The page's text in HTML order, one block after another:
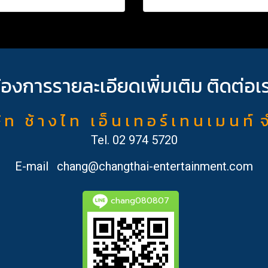
งการรายละเอียดเพิ่มเติม ติดต่อเ
ท ช้ า ง ไ ท เ อ็ น เ ท อ ร์ เ ท น เ ม น ท์
Tel. 02 974 5720
E-mail
chang@changthai-entertainment.com
chang080807